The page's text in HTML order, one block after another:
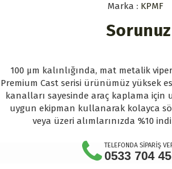
Marka : KPMF
Sorunuz
100 µm kalınlığında, mat metalik
Premium Cast serisi ürünümüz yüksek
kanalları sayesinde araç kaplama için
uygun ekipman kullanarak kolayca
veya üzeri alımlarınızda %10
TELEFONDA SİPARİŞ
0533 704